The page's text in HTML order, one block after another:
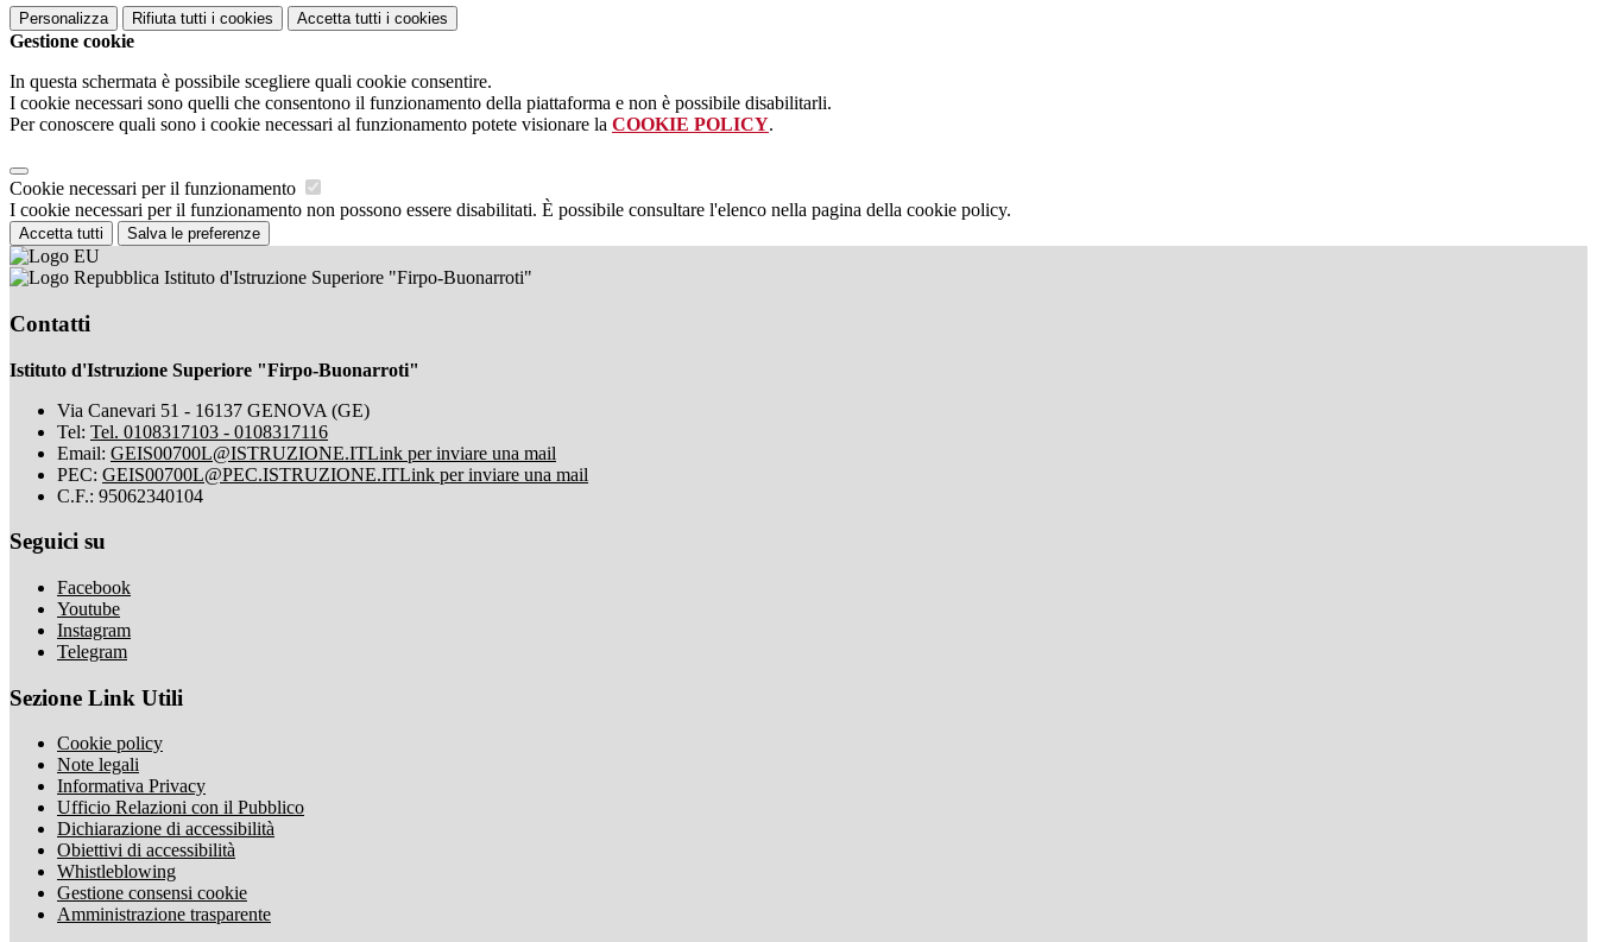
Personalizza Rifiuta tutti i cookies Accetta tutti i cookies
Gestione cookie
In questa schermata è possibile scegliere quali cookie consentire.
I cookie necessari sono quelli che consentono il funzionamento della piattaforma e non è possibile disabilitarli.
Per conoscere quali sono i cookie necessari al funzionamento potete visionare la COOKIE POLICY.
Cookie necessari per il funzionamento
I cookie necessari per il funzionamento non possono essere disabilitati. È possibile consultare l'elenco nella pagina della cookie policy.
Accetta tutti Salva le preferenze
Istituto d'Istruzione Superiore "Firpo-Buonarroti"
Contatti
Istituto d'Istruzione Superiore "Firpo-Buonarroti"
Via Canevari 51 - 16137 GENOVA (GE)
Tel: Tel. 0108317103 - 0108317116
Email: GEIS00700L@ISTRUZIONE.ITLink per inviare una mail
PEC: GEIS00700L@PEC.ISTRUZIONE.ITLink per inviare una mail
C.F.: 95062340104
Seguici su
Facebook
Youtube
Instagram
Telegram
Sezione Link Utili
Cookie policy
Note legali
Informativa Privacy
Ufficio Relazioni con il Pubblico
Dichiarazione di accessibilità
Obiettivi di accessibilità
Whistleblowing
Gestione consensi cookie
Amministrazione trasparente